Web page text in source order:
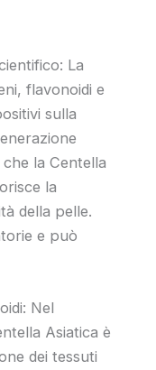
La
flavonoidi e
sulla
la Centella
la
della pelle.
e può
Nel
Asiatica è
dei tessuti